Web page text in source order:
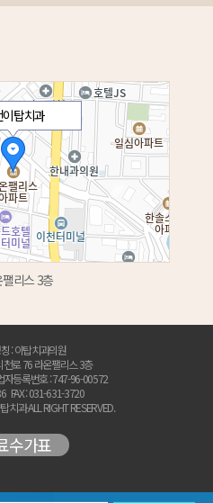
이탑치과
리스 3층
: 이탑치과의원
로 76 라온팰리스 3층
자등록번호 : 747-96-00572
FAX : 031-631-3720
과 ALL RIGHT RESERVED.
수가표